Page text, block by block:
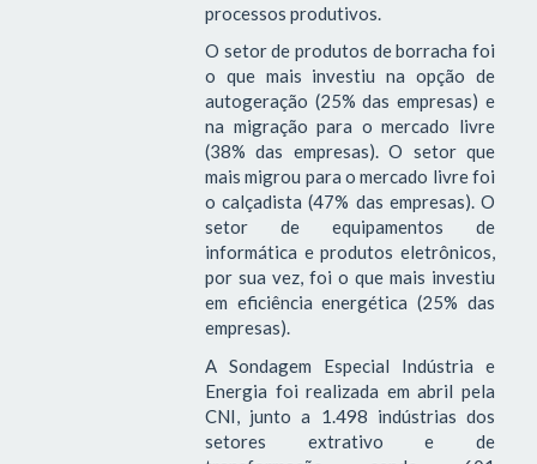
processos produtivos.
O setor de produtos de borracha foi
o que mais investiu na opção de
autogeração (25% das empresas) e
na migração para o mercado livre
(38% das empresas). O setor que
mais migrou para o mercado livre foi
o calçadista (47% das empresas). O
setor de equipamentos de
informática e produtos eletrônicos,
por sua vez, foi o que mais investiu
em eficiência energética (25% das
empresas).
A Sondagem Especial Indústria e
Energia foi realizada em abril pela
CNI, junto a 1.498 indústrias dos
setores extrativo e de